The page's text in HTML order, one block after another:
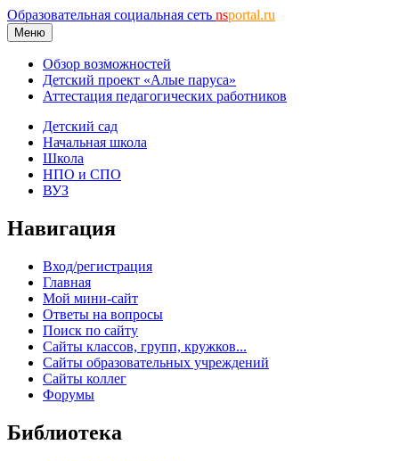
Образовательная социальная сеть nsportal.ru
Меню
Обзор возможностей
Детский проект «Алые паруса»
Аттестация педагогических работников
Детский сад
Начальная школа
Школа
НПО и СПО
ВУЗ
Навигация
Вход/регистрация
Главная
Мой мини-сайт
Ответы на вопросы
Поиск по сайту
Сайты классов, групп, кружков...
Сайты образовательных учреждений
Сайты коллег
Форумы
Библиотека